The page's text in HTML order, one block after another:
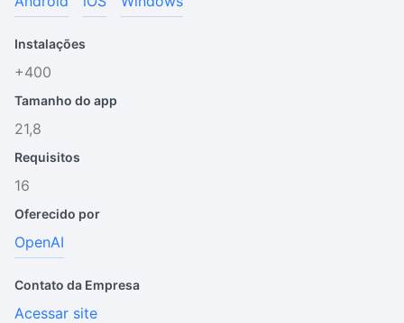
Instalações
+400
Tamanho do app
21,8
Requisitos
16
Oferecido por
OpenAI
Contato da Empresa
Acessar site